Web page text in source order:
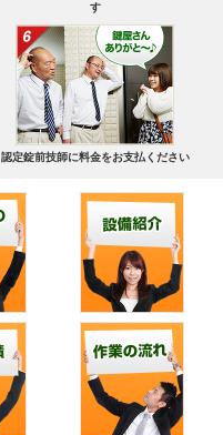
す
認定錠前技師に料金をお支払ください